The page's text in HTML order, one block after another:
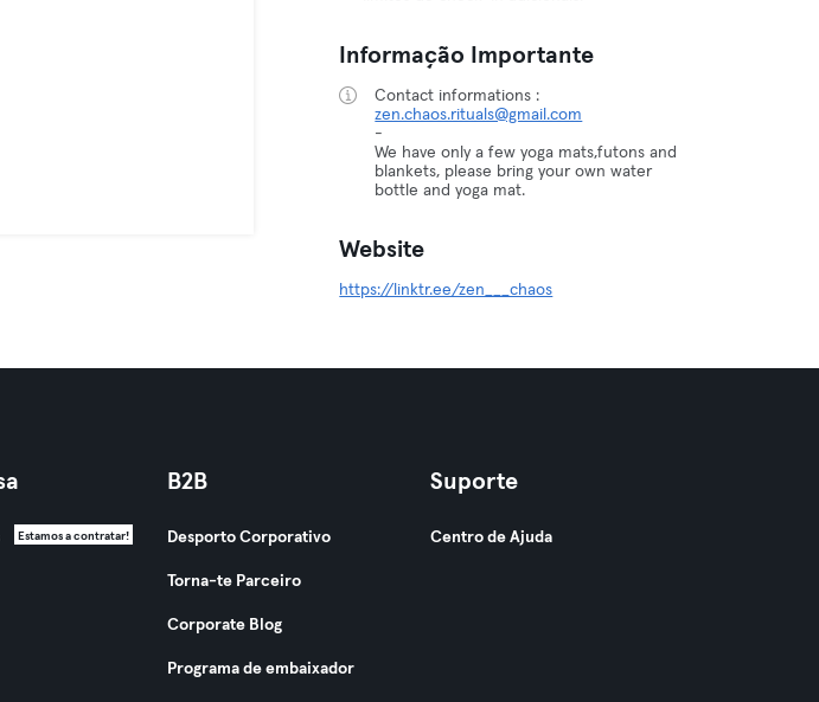
Informação Importante
Contact informations :
zen.chaos.rituals@gmail.com
-
We have only a few yoga mats,futons and
blankets, please bring your own water
bottle and yoga mat.
Website
https://linktr.ee/zen___chaos
Estamos a contratar!
B2B
Desporto Corporativo
Torna-te Parceiro
Corporate Blog
Programa de embaixador
Suporte
Centro de Ajuda